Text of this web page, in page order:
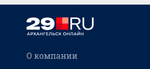
О компании